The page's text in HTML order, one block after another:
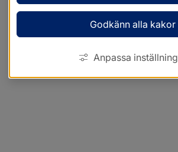
Godkänn alla kakor
Anpassa